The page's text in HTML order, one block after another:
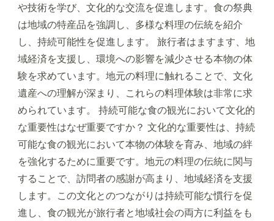
や技術を学び、文化的な交流を促進します。食の祭典
は地域の特産品を強調し、多様な料理の伝統を紹介
し、持続可能性を促進します。 旅行者はますます、地
域経済を支援し、環境への影響を減少させる本物の体
験を求めています。地元の料理に触れることで、文化
遺産への理解が深まり、これらの料理体験は非常に求
められています。 持続可能な食の観光において文化的
な重要性はなぜ重要ですか？ 文化的な重要性は、持続
可能な食の観光において本物の体験を育み、地域の絆
を強化するために重要です。地元の料理の伝統に関与
することで、訪問者の感謝が高まり、地域経済を支援
します。この文化とのつながりは持続可能な慣行を促
進し、食の観光が旅行者と地域社会の両方に利益をも